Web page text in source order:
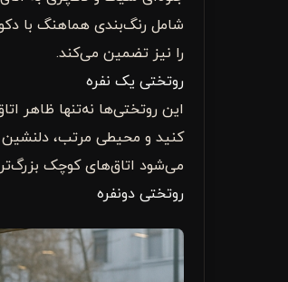
شامل رنگ‌بندی هماهنگ با
را نیز تضمین می‌کند.
روتختی یک نفره
این روتختی‌ها نه‌تنها ظاهر
کنید و محیطی مرتب، دلنشین
می‌شود اتاق‌های کوچک
روتختی دونفره